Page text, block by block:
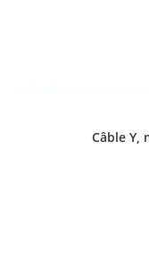
Câble Y,